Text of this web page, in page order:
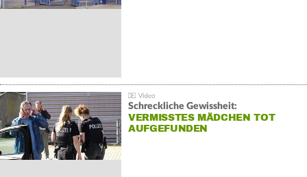
Schreckliche Gewissheit:
VERMISSTES MÄDCHEN TOT
AUFGEFUNDEN